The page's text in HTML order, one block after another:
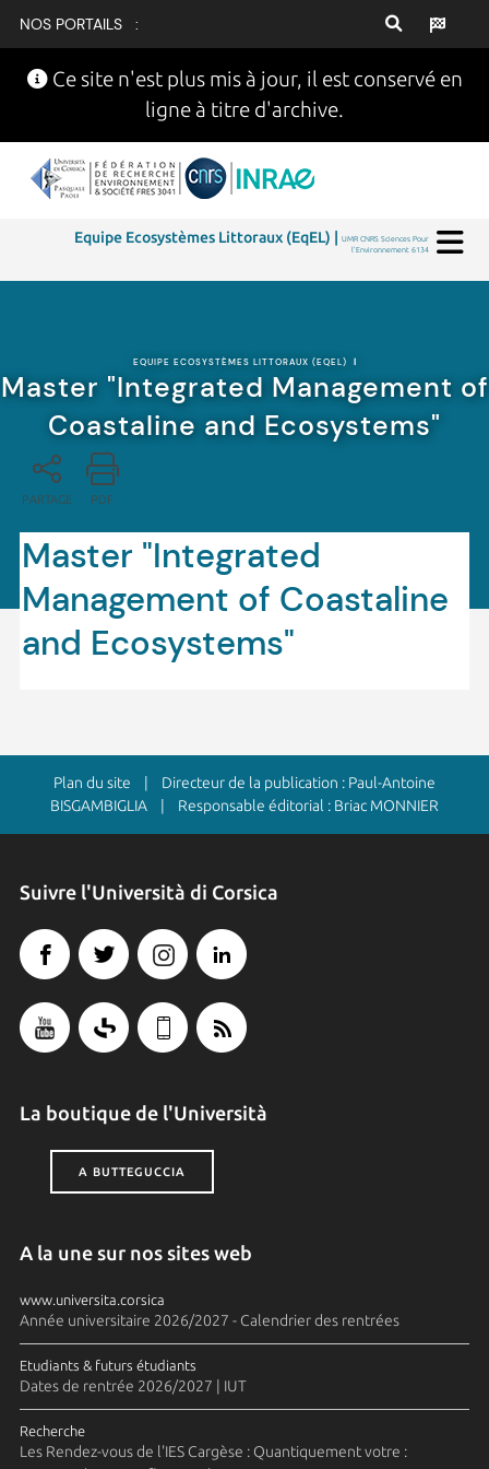
NOS PORTAILS :
Ce site n'est plus mis à jour, il est conservé en
ligne à titre d'archive.
Equipe Ecosystèmes Littoraux (EqEL) |UMR CNRS Sciences Pour
l'Environnement 6134
EQUIPE ECOSYSTÈMES LITTORAUX (EQEL) |
Master "Integrated Management of
Coastaline and Ecosystems"
PARTAGE PDF
Master "Integrated
Management of Coastaline
and Ecosystems"
Plan du site | Directeur de la publication : Paul-Antoine
BISGAMBIGLIA | Responsable éditorial : Briac MONNIER
Suivre l'Università di Corsica
La boutique de l'Università
A BUTTEGUCCIA
A la une sur nos sites web
www.universita.corsica
Année universitaire 2026/2027 - Calendrier des rentrées
Etudiants & futurs étudiants
Dates de rentrée 2026/2027 | IUT
Recherche
Les Rendez-vous de l'IES Cargèse : Quantiquement votre :